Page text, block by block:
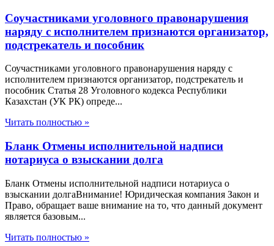
Соучастниками уголовного правонарушения
наряду с исполнителем признаются организатор,
подстрекатель и пособник
Соучастниками уголовного правонарушения наряду с
исполнителем признаются организатор, подстрекатель и
пособник Статья 28 Уголовного кодекса Республики
Казахстан (УК РК) опреде...
Читать полностью »
Бланк Отмены исполнительной надписи
нотариуса о взыскании долга
Бланк Отмены исполнительной надписи нотариуса о
взыскании долгаВнимание! Юридическая компания Закон и
Право, обращает ваше внимание на то, что данный документ
является базовым...
Читать полностью »